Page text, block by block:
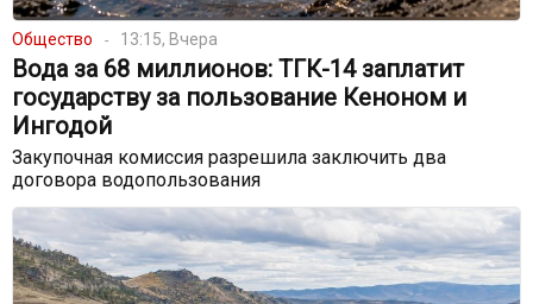
Общество 13:15, Вчера
Вода за 68 миллионов: ТГК-14 заплатит
государству за пользование Кеноном и
Ингодой
Закупочная комиссия разрешила заключить два
договора водопользования